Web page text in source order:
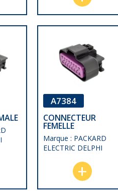
A7384
CONNECTEUR
FEMELLE
Marque : PACKARD
ELECTRIC DELPHI